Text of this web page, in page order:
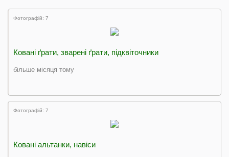
Фотографій: 7
Ковані ґрати, зварені ґрати, підквіточники
більше місяця тому
Фотографій: 7
Ковані альтанки, навіси